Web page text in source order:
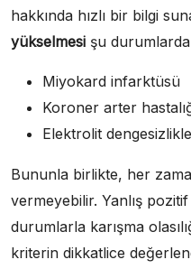
hakkında hızlı bir bilgi
yükselmesi şu
Miyokard infarktüsü
Koroner arter
Elektrolit
Bununla birlikte, her
vermeyebilir. Yanlış
durumlarla karışma
kriterin dikkatlice